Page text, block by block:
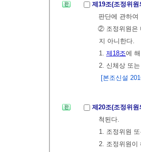
제19조(조정위
판단에 관하
② 조정위원은
지 아니한다.
1. 제18조에
2. 신체상 또
[본조신설
제20조(조정위
척된다.
1. 조정위원
2. 조정위원이